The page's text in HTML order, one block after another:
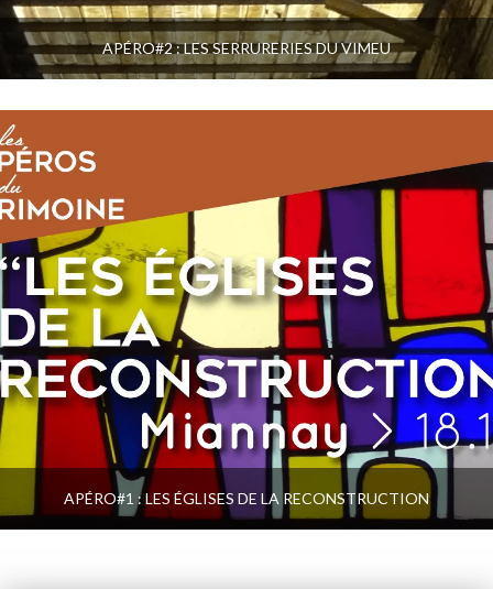
APÉRO#2 : LES SERRURERIES DU VIMEU
APÉRO#1 : LES ÉGLISES DE LA RECONSTRUCTION